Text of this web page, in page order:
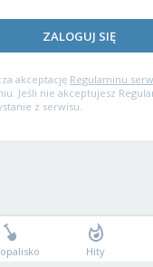
ZALOGUJ SIĘ
akceptację Regulaminu
Jeśli nie akceptujesz
z serwisu.
Hity